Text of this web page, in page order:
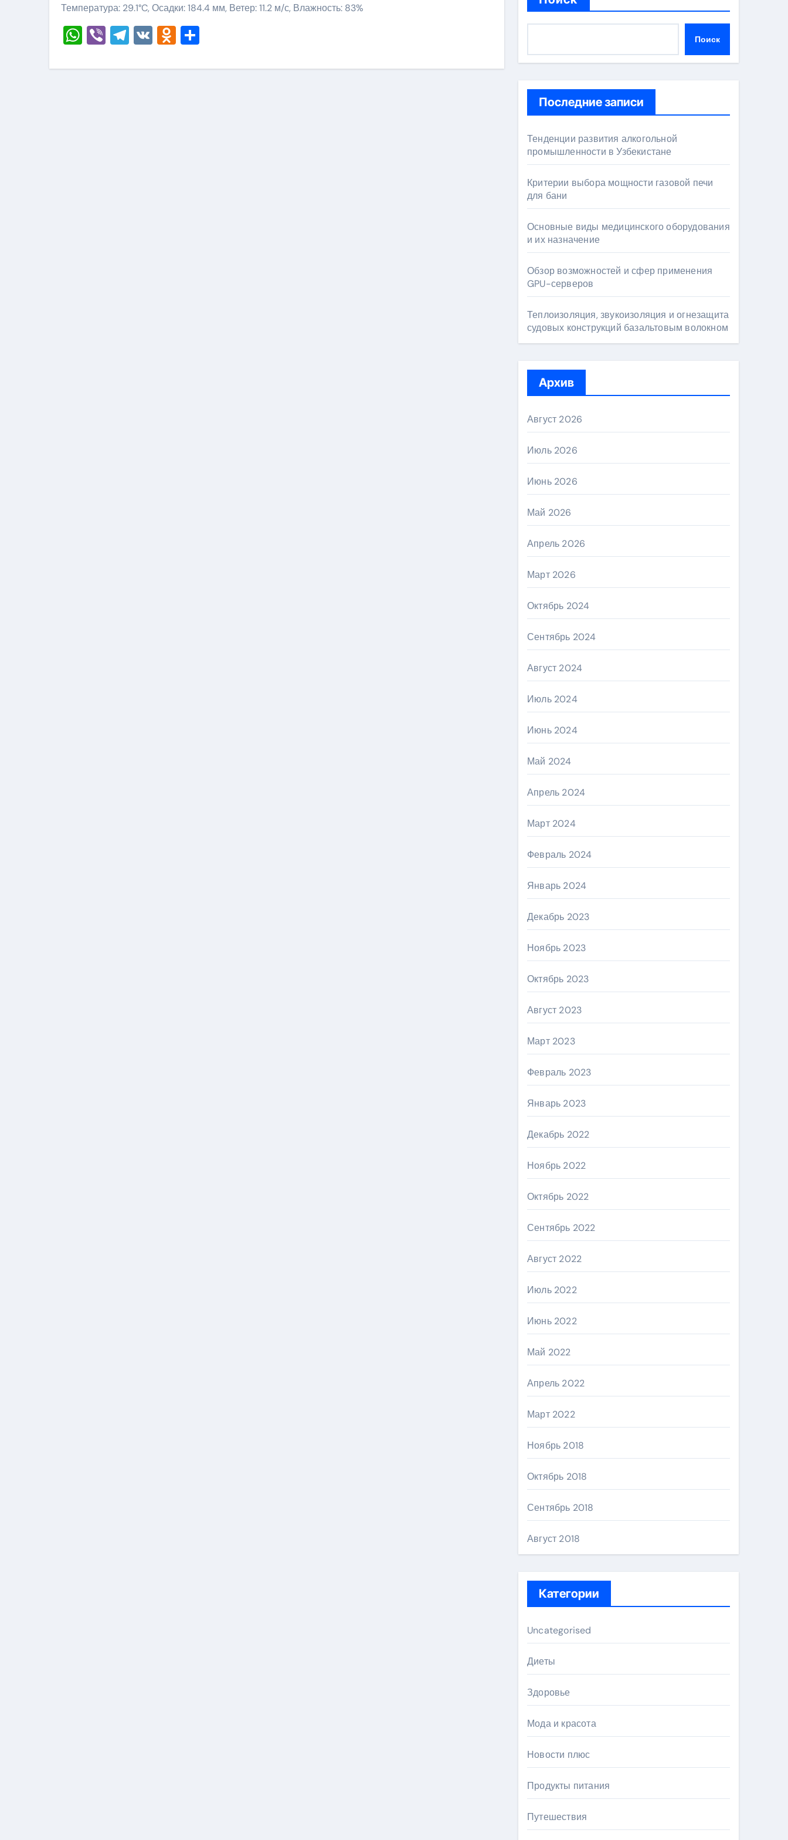
Температура: 29.1°C, Осадки: 184.4 мм, Ветер: 11.2 м/с, Влажность: 83%
WhatsApp
ViberTelegram
VKOdnoklassniki Поиск
Последние записи
Тенденции развития алкогольной
промышленности в Узбекистане
Критерии выбора мощности газовой печи
для бани
Основные виды медицинского оборудования
и их назначение
Обзор возможностей и сфер применения
GPU-серверов
Теплоизоляция, звукоизоляция и огнезащита
судовых конструкций базальтовым волокном
Архив
Август 2026
Июль 2026
Июнь 2026
Май 2026
Апрель 2026
Март 2026
Октябрь 2024
Сентябрь 2024
Август 2024
Июль 2024
Июнь 2024
Май 2024
Апрель 2024
Март 2024
Февраль 2024
Январь 2024
Декабрь 2023
Ноябрь 2023
Октябрь 2023
Август 2023
Март 2023
Февраль 2023
Январь 2023
Декабрь 2022
Ноябрь 2022
Октябрь 2022
Сентябрь 2022
Август 2022
Июль 2022
Июнь 2022
Май 2022
Апрель 2022
Март 2022
Ноябрь 2018
Октябрь 2018
Сентябрь 2018
Август 2018
Категории
Uncategorised
Диеты
Здоровье
Мода и красота
Новости плюс
Продукты питания
Путешествия